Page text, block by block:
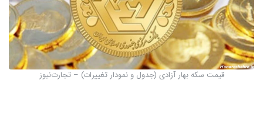
قیمت سکه بهار آزادی (جدول و نمودار تغییرات) – تجارت‌نیوز